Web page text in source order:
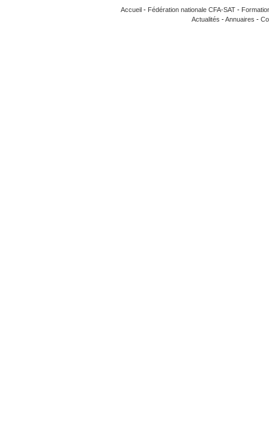
Accueil - Fédération nationale CFA-SAT -
Actualités -Annuaires -